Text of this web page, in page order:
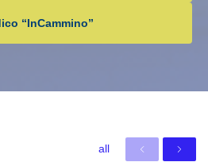
“InCammino”
all